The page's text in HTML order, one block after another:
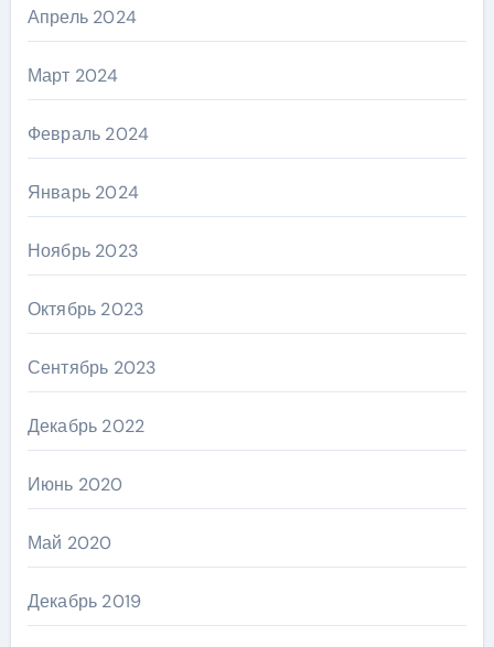
Апрель 2024
Март 2024
Февраль 2024
Январь 2024
Ноябрь 2023
Октябрь 2023
Сентябрь 2023
Декабрь 2022
Июнь 2020
Май 2020
Декабрь 2019